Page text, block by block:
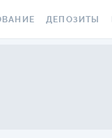
ДЕПОЗИТЫ